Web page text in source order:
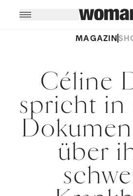
MAGAZIN
Céline
spricht in
über